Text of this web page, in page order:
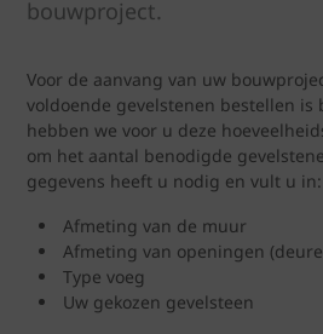
bouwproject.
Voor de aanvang van uw
voldoende gevelstenen bestellen is
hebben we voor u deze
om het aantal benodigde
gegevens heeft u nodig en vult u in:
Afmeting van de muur
Afmeting van openingen
Type voeg
Uw gekozen gevelsteen